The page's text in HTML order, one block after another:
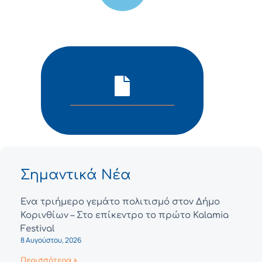
Σημαντικά Νέα
Ένα τριήμερο γεμάτο πολιτισμό στον Δήμο
Κορινθίων – Στο επίκεντρο το πρώτο Kalamia
Festival
8 Αυγούστου, 2026
Περισσότερα »